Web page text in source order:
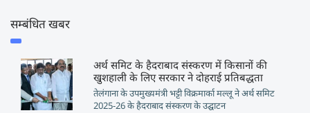
सम्बंधित खबर
अर्थ समिट के हैदराबाद संस्करण में किसानों की
खुशहाली के लिए सरकार ने दोहराई प्रतिबद्धता
तेलंगाना के उपमुख्यमंत्री भट्टी विक्रमार्का मल्लू ने अर्थ समिट
2025-26 के हैदराबाद संस्करण के उद्घाटन